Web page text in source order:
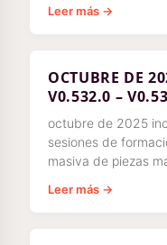
estimaciones de
lanzamiento
Leer más →
OCTUBRE DE
V0.532.0 –
octubre de 2025
sesiones de
masiva de piezas
opción múltiple y
competencias en
Leer más →